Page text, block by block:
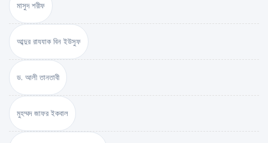
মাসুদ শরীফ
আব্দুর রাযযাক বিন ইউসুফ
ড. আলী তানতাবী
মুহম্মদ জাফর ইকবাল